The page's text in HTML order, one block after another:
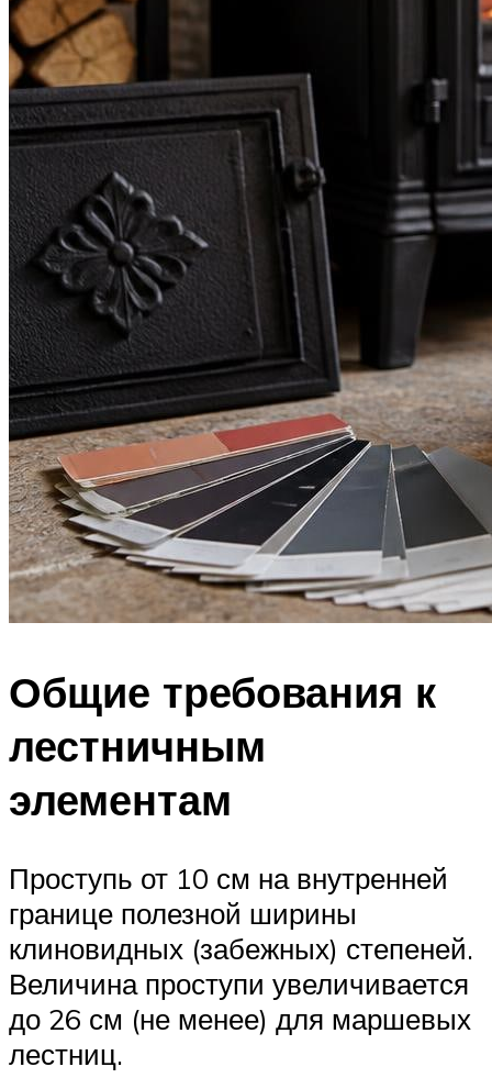
Общие требования к
лестничным
элементам
Проступь от 10 см на внутренней
границе полезной ширины
клиновидных (забежных) степеней.
Величина проступи увеличивается
до 26 см (не менее) для маршевых
лестниц.